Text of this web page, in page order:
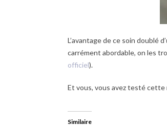
L’avantage de ce soin doublé
carrément abordable, on les
officiel).
Et vous, vous avez testé cette
Similaire